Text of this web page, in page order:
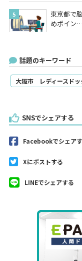
東京都で
めポイン…
話題のキーワード
大阪市 レディースドッ
SNSでシェアする
Facebookでシェア
Xにポストする
LINEでシェアする